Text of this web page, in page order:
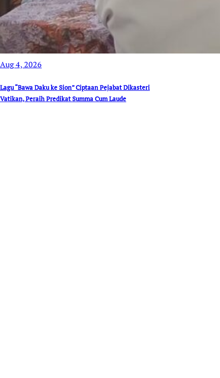
Aug 4, 2026
Lagu “Bawa Daku ke Sion” Ciptaan Pejabat Dikasteri
Vatikan, Peraih Predikat Summa Cum Laude